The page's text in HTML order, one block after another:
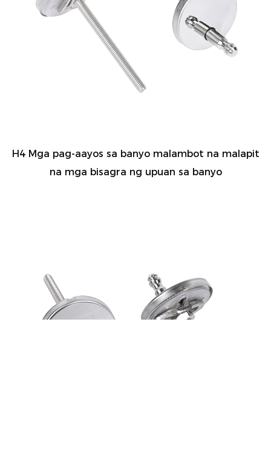
H4 Mga pag-aayos sa banyo malambot na malapit
na mga bisagra ng upuan sa banyo